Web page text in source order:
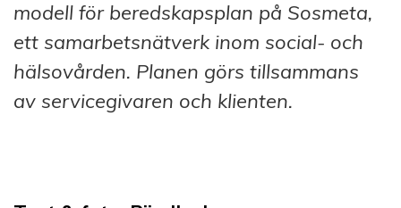
modell för beredskapsplan på Sosmeta,
ett samarbetsnätverk inom social- och
hälsovården. Planen görs tillsammans
av servicegivaren och klienten.